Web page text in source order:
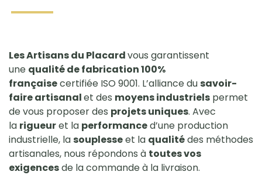
Les Artisans du Placardvous garantissent
une qualité de fabrication 100%
françaisecertifiée ISO 9001. L’alliance du savoir-
faire artisanalet des moyens industriels permet
de vous proposer des projets uniques. Avec
la rigueuret la performanced’une production
industrielle, la souplesseet la qualitédes méthodes
artisanales, nous répondons à toutes vos
exigencesde la commande à la livraison.